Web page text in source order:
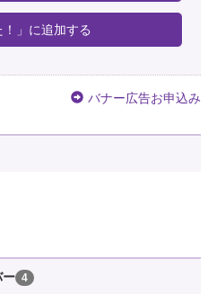
！」に追加する
バナー広告お申込み
ー 4